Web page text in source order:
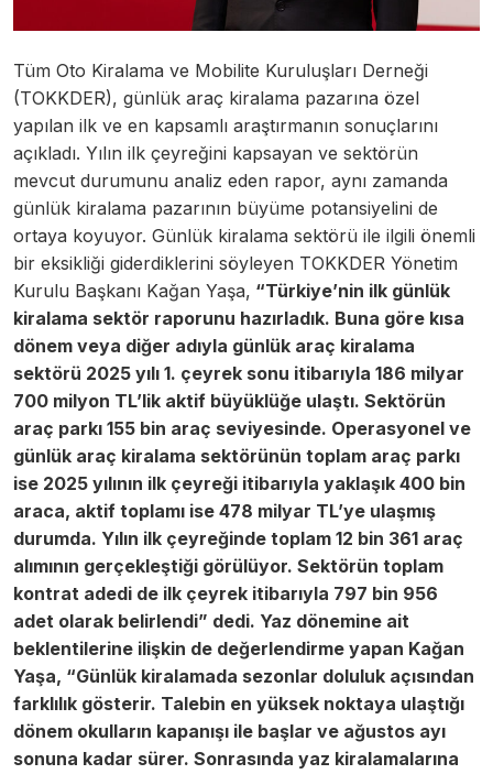
Tüm Oto Kiralama ve Mobilite Kuruluşları Derneği
(TOKKDER), günlük araç kiralama pazarına özel
yapılan ilk ve en kapsamlı araştırmanın sonuçlarını
açıkladı. Yılın ilk çeyreğini kapsayan ve sektörün
mevcut durumunu analiz eden rapor, aynı zamanda
günlük kiralama pazarının büyüme potansiyelini de
ortaya koyuyor. Günlük kiralama sektörü ile ilgili önemli
bir eksikliği giderdiklerini söyleyen TOKKDER Yönetim
Kurulu Başkanı Kağan Yaşa, “Türkiye’nin ilk günlük
kiralama sektör raporunu hazırladık. Buna göre kısa
dönem veya diğer adıyla günlük araç kiralama
sektörü 2025 yılı 1. çeyrek sonu itibarıyla 186 milyar
700 milyon TL’lik aktif büyüklüğe ulaştı. Sektörün
araç parkı 155 bin araç seviyesinde. Operasyonel ve
günlük araç kiralama sektörünün toplam araç parkı
ise 2025 yılının ilk çeyreği itibarıyla yaklaşık 400 bin
araca, aktif toplamı ise 478 milyar TL’ye ulaşmış
durumda. Yılın ilk çeyreğinde toplam 12 bin 361 araç
alımının gerçekleştiği görülüyor. Sektörün toplam
kontrat adedi de ilk çeyrek itibarıyla 797 bin 956
adet olarak belirlendi” dedi. Yaz dönemine ait
beklentilerine ilişkin de değerlendirme yapan Kağan
Yaşa, “Günlük kiralamada sezonlar doluluk açısından
farklılık gösterir. Talebin en yüksek noktaya ulaştığı
dönem okulların kapanışı ile başlar ve ağustos ayı
sonuna kadar sürer. Sonrasında yaz kiralamalarına